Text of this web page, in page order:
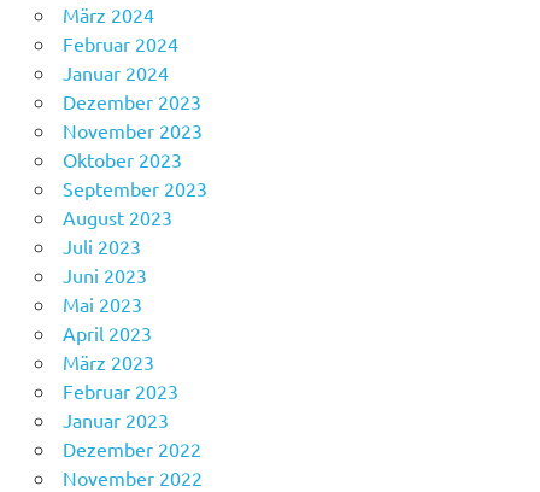
März 2024
Februar 2024
Januar 2024
Dezember 2023
November 2023
Oktober 2023
September 2023
August 2023
Juli 2023
Juni 2023
Mai 2023
April 2023
März 2023
Februar 2023
Januar 2023
Dezember 2022
November 2022